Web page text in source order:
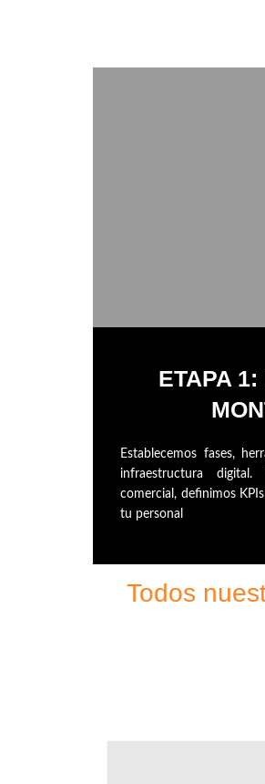
ETAPA 1:
Establecemos fases,
infraestructura
comercial, definimos
tu personal
Todos